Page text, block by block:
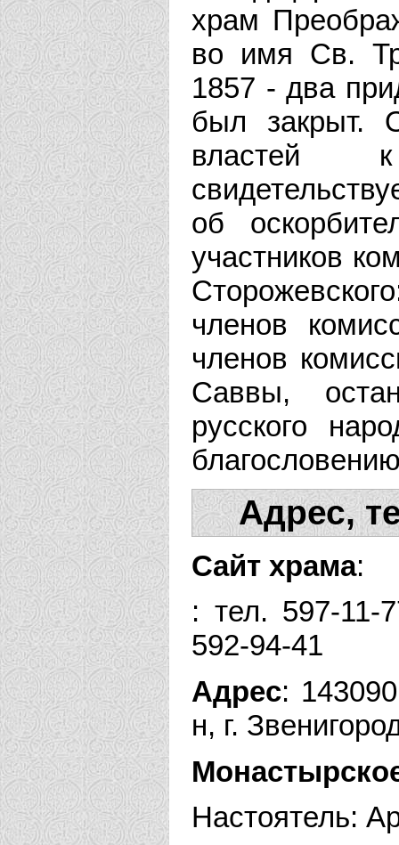
храм
во имя Св.
1857 - два
был закрыт.
властей
об
участников
членов
членов
Саввы,
русского
Адрес,
Сайт храма:
: тел. 597-11-
592-94-41
Адрес:
н, г.
Настоятель: